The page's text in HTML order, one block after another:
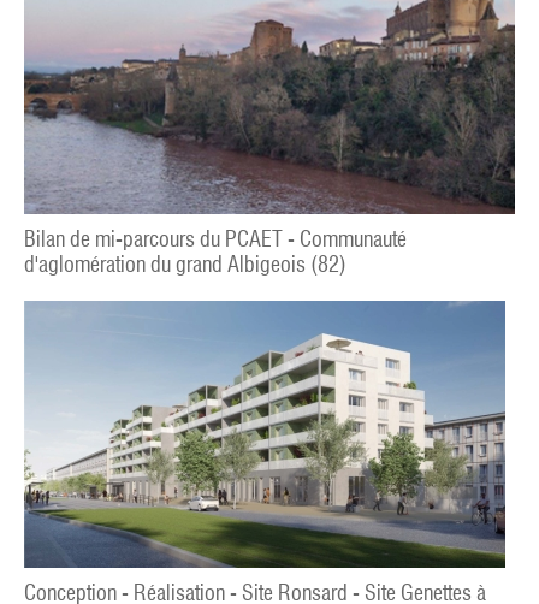
Bilan de mi-parcours du PCAET - Communauté
d'aglomération du grand Albigeois (82)
Conception - Réalisation - Site Ronsard - Site Genettes à